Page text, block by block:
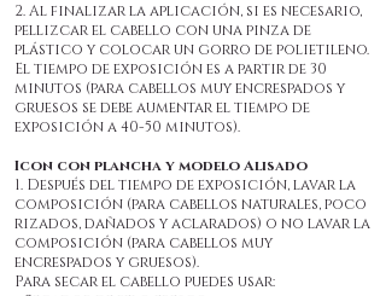
2. Al finalizar la aplicación, si es necesario,
pellizcar el cabello con una pinza de
plástico y colocar un gorro de polietileno.
El tiempo de exposición es a partir de 30
minutos (para cabellos muy encrespados y
gruesos se debe aumentar el tiempo de
exposición a 40-50 minutos).
Icon con plancha y modelo Alisado
1. Después del tiempo de exposición, lavar la
composición (para cabellos naturales, poco
rizados, dañados y aclarados) o no lavar la
composición (para cabellos muy
encrespados y gruesos).
Para secar el cabello puedes usar: